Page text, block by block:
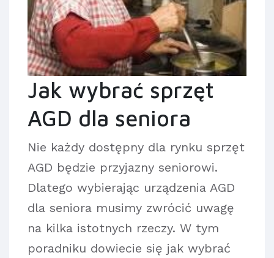
Jak wybrać sprzęt
AGD dla seniora
Nie każdy dostępny dla rynku sprzęt
AGD będzie przyjazny seniorowi.
Dlatego wybierając urządzenia AGD
dla seniora musimy zwrócić uwagę
na kilka istotnych rzeczy. W tym
poradniku dowiecie się jak wybrać